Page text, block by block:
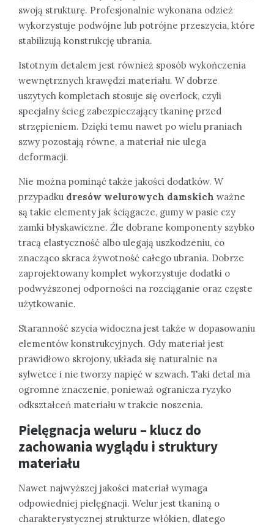
swoją strukturę. Profesjonalnie wykonana odzież
wykorzystuje podwójne lub potrójne przeszycia, które
stabilizują konstrukcję ubrania.
Istotnym detalem jest również sposób wykończenia
wewnętrznych krawędzi materiału. W dobrze
uszytych kompletach stosuje się overlock, czyli
specjalny ścieg zabezpieczający tkaninę przed
strzępieniem. Dzięki temu nawet po wielu praniach
szwy pozostają równe, a materiał nie ulega
deformacji.
Nie można pominąć także jakości dodatków. W
przypadku dresów welurowych damskich ważne
są takie elementy jak ściągacze, gumy w pasie czy
zamki błyskawiczne. Źle dobrane komponenty szybko
tracą elastyczność albo ulegają uszkodzeniu, co
znacząco skraca żywotność całego ubrania. Dobrze
zaprojektowany komplet wykorzystuje dodatki o
podwyższonej odporności na rozciąganie oraz częste
użytkowanie.
Staranność szycia widoczna jest także w dopasowaniu
elementów konstrukcyjnych. Gdy materiał jest
prawidłowo skrojony, układa się naturalnie na
sylwetce i nie tworzy napięć w szwach. Taki detal ma
ogromne znaczenie, ponieważ ogranicza ryzyko
odkształceń materiału w trakcie noszenia.
Pielęgnacja weluru – klucz do
zachowania wyglądu i struktury
materiału
Nawet najwyższej jakości materiał wymaga
odpowiedniej pielęgnacji. Welur jest tkaniną o
charakterystycznej strukturze włókien, dlatego